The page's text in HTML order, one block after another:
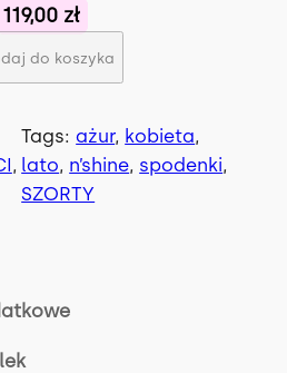
119,00 zł
do koszyka
Tags:ażur, kobieta
lato, n’shine, spodenki
SZORTY